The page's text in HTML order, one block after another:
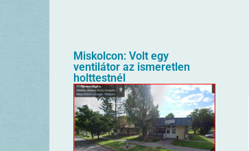
Miskolcon: Volt egy
ventilátor az ismeretlen
holttestnél